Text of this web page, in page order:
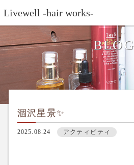
Livewell -hair works-
BLOG
涸沢星景✨
2025.08.24 アクティビティ